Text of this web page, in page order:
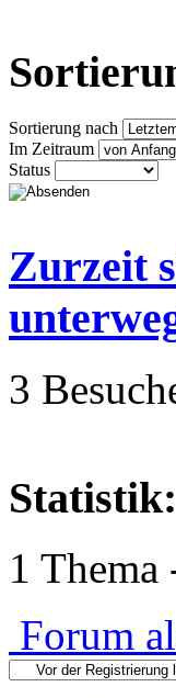
Sortierung nach
Im Zeitraum
Status
Zurzeit
3
Statistik:
1
Forum